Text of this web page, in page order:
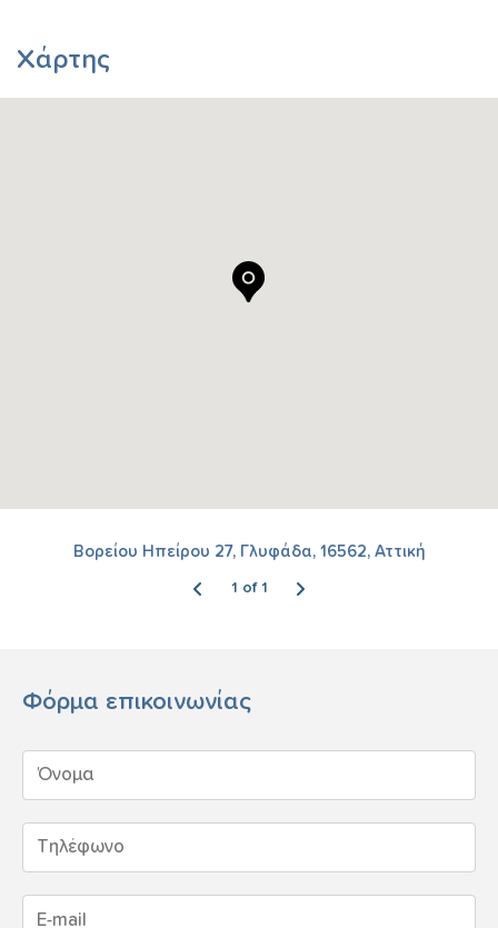
Χάρτης
Βορείου Ηπείρου 27, Γλυφάδα, 16562, Αττική
1 of 1
Φόρμα επικοινωνίας